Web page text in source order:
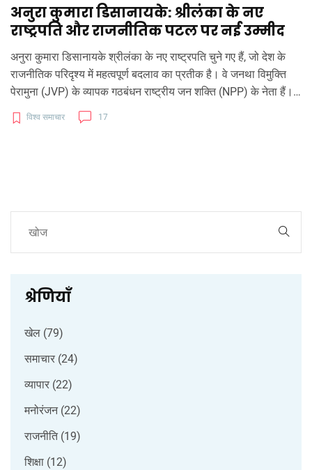
अनुरा कुमारा डिसानायके: श्रीलंका के नए
राष्ट्रपति और राजनीतिक पटल पर नई उम्मीद
अनुरा कुमारा डिसानायके श्रीलंका के नए राष्ट्रपति चुने गए हैं, जो देश के
राजनीतिक परिदृश्य में महत्वपूर्ण बदलाव का प्रतीक है। वे जनथा विमुक्ति
पेरामुना (JVP) के व्यापक गठबंधन राष्ट्रीय जन शक्ति (NPP) के नेता हैं।
डिसानायके ने लगभग 42% वोट हासिल किए, जबकि उनके निकटतम
प्रतिद्वंद्वी सजित प्रेमदासा को केवल 23% वोट मिले।
विश्व समाचार 17
श्रेणियाँ
खेल (79)
समाचार (24)
व्यापार (22)
मनोरंजन (22)
राजनीति (19)
शिक्षा (12)